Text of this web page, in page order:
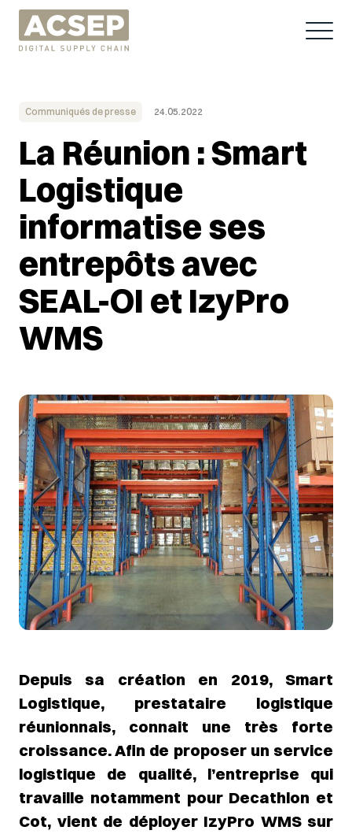
Communiqués de presse 24.05.2022
La Réunion : Smart
Logistique
informatise ses
entrepôts avec
SEAL-OI et IzyPro
WMS
Depuis sa création en 2019, Smart
Logistique, prestataire logistique
réunionnais, connait une très forte
croissance. Afin de proposer un service
logistique de qualité, l’entreprise qui
travaille notamment pour Decathlon et
Cot, vient de déployer IzyPro WMS sur